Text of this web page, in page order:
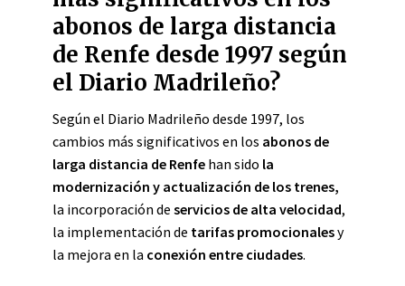
abonos de larga distancia
de Renfe desde 1997 según
el Diario Madrileño?
Según el Diario Madrileño desde 1997, los
cambios más significativos en los abonos de
larga distancia de Renfe han sido la
modernización y actualización de los trenes,
la incorporación de servicios de alta velocidad,
la implementación de tarifas promocionalesy
la mejora en la conexión entre ciudades.